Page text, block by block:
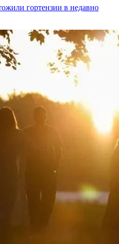
гортензии в недавно